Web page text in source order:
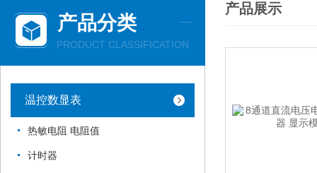
产品分类
PRODUCT CLASSIFICATION
温控数显表
热敏电阻 电阻值
计时器
产品展示